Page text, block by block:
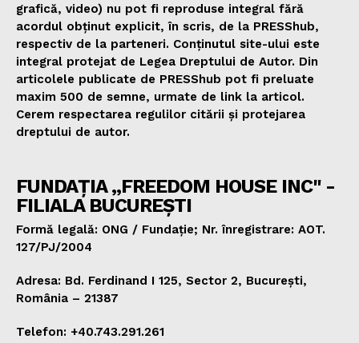
grafică, video) nu pot fi reproduse integral fără
acordul obținut explicit, în scris, de la PRESShub,
respectiv de la parteneri. Conținutul site-ului este
integral protejat de Legea Dreptului de Autor. Din
articolele publicate de PRESShub pot fi preluate
maxim 500 de semne, urmate de link la articol.
Cerem respectarea regulilor citării și protejarea
dreptului de autor.
FUNDAȚIA „FREEDOM HOUSE INC" -
FILIALA BUCUREȘTI
Formă legală: ONG / Fundație; Nr. înregistrare: AOT.
127/PJ/2004
Adresa: Bd. Ferdinand I 125, Sector 2, București,
România – 21387
Telefon: +40.743.291.261